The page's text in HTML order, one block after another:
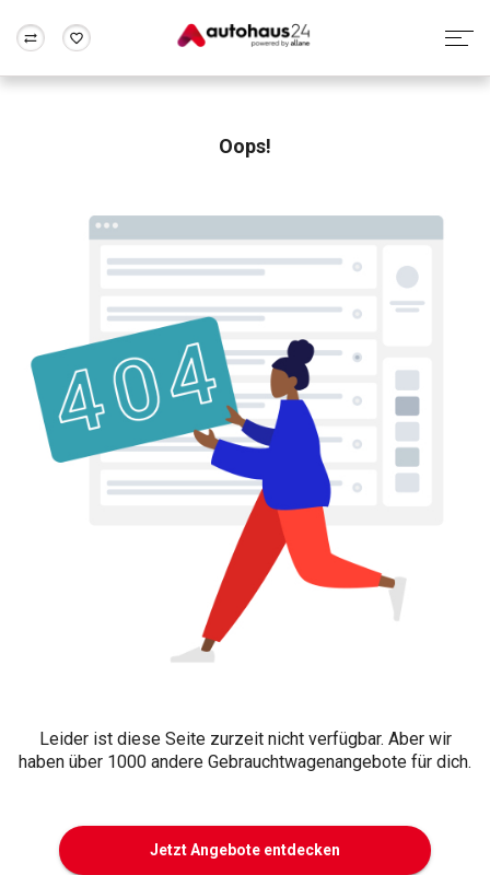
Rund um die Inzahlungnahme
Oops!
Leider ist diese Seite zurzeit nicht verfügbar. Aber wir
haben über 1000 andere Gebrauchtwagenangebote für dich.
Jetzt Angebote entdecken